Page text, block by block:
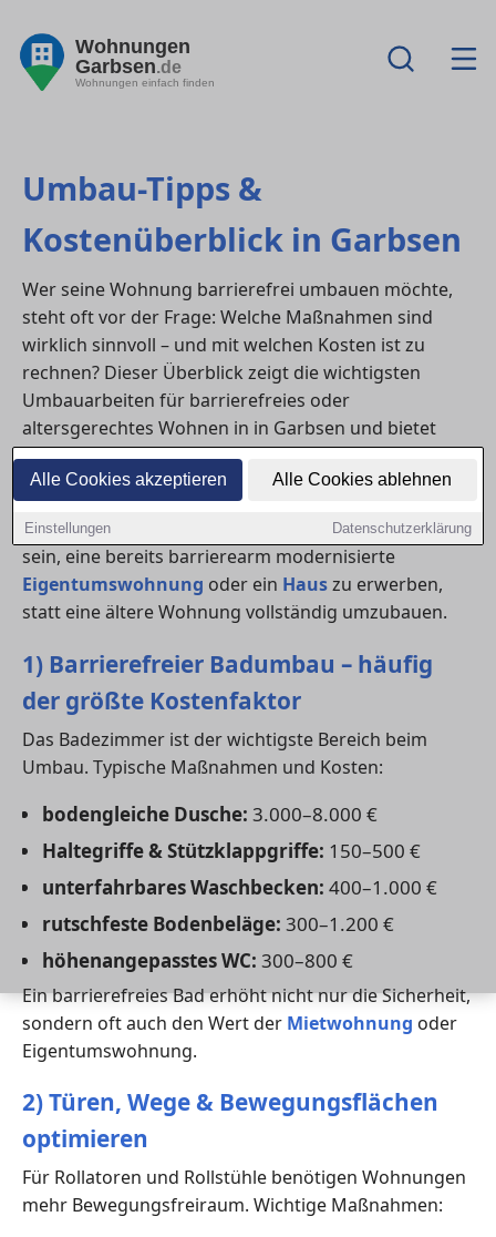
Alle Cookies akzeptieren Alle Cookies ablehnen
Einstellungen Datenschutzerklärung
Wohnungen
Garbsen.de
Wohnungen einfach finden
Umbau-Tipps &
Kostenüberblick in Garbsen
Wer seine Wohnung barrierefrei umbauen möchte,
steht oft vor der Frage: Welche Maßnahmen sind
wirklich sinnvoll – und mit welchen Kosten ist zu
rechnen? Dieser Überblick zeigt die wichtigsten
Umbauarbeiten für barrierefreies oder
altersgerechtes Wohnen in in Garbsen und bietet
Orientierung zu Fördermitteln sowie möglichen
Einsparpotenzialen.
Je nach Zustand der Immobilie kann es auch sinnvoll
sein, eine bereits barrierearm modernisierte
Eigentumswohnung oder ein Hauszu erwerben,
statt eine ältere Wohnung vollständig umzubauen.
1) Barrierefreier Badumbau – häufig
der größte Kostenfaktor
Das Badezimmer ist der wichtigste Bereich beim
Umbau. Typische Maßnahmen und Kosten:
bodengleiche Dusche: 3.000–8.000 €
Haltegriffe & Stützklappgriffe: 150–500 €
unterfahrbares Waschbecken: 400–1.000 €
rutschfeste Bodenbeläge: 300–1.200 €
höhenangepasstes WC: 300–800 €
Ein barrierefreies Bad erhöht nicht nur die Sicherheit,
sondern oft auch den Wert der Mietwohnung oder
Eigentumswohnung.
2) Türen, Wege & Bewegungsflächen
optimieren
Für Rollatoren und Rollstühle benötigen Wohnungen
mehr Bewegungsfreiraum. Wichtige Maßnahmen: